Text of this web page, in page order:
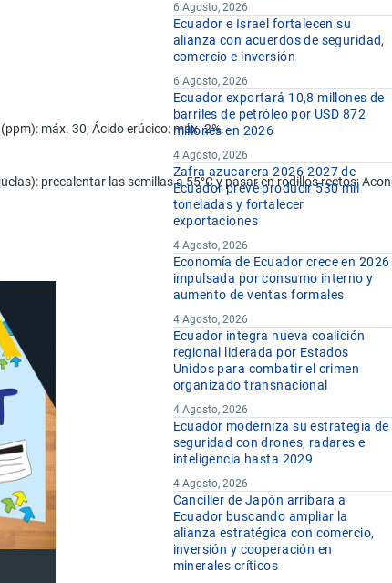
máx. 30; Ácido erúcico: máx. 2%.
precalentar las semillas a 55°C y pasar en rodillos rectos;
6 Agosto, 2026
Ecuador e Israel fortalecen su
alianza con acuerdos de seguridad,
comercio e inversión
6 Agosto, 2026
Ecuador exportará 10,8 millones de
barriles de petróleo por USD 872
millones en 2026
4 Agosto, 2026
Zafra azucarera 2026-2027 de
Ecuador prevé producir 530 mil
toneladas y fortalecer
exportaciones
4 Agosto, 2026
Economía de Ecuador crece en 2026
impulsada por consumo interno y
aumento de ventas formales
4 Agosto, 2026
Ecuador integra nueva coalición
regional liderada por Estados
Unidos para combatir el crimen
organizado transnacional
4 Agosto, 2026
Ecuador moderniza su estrategia de
seguridad con drones, radares e
inteligencia hasta 2029
4 Agosto, 2026
Canciller de Japón arribara a
Ecuador buscando ampliar la
alianza estratégica con comercio,
inversión y cooperación en
minerales críticos